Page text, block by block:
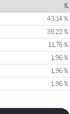
%
43,14 %
39,22 %
11,76 %
1,96 %
1,96 %
1,96 %